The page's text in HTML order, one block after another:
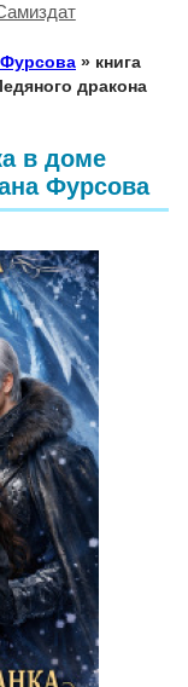
» книга
дракона
в доме
Фурсова